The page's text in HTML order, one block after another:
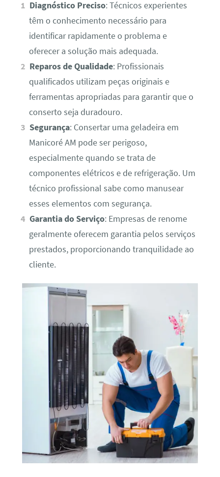
Diagnóstico Preciso: Técnicos experientes
têm o conhecimento necessário para
identificar rapidamente o problema e
oferecer a solução mais adequada.
Reparos de Qualidade: Profissionais
qualificados utilizam peças originais e
ferramentas apropriadas para garantir que o
conserto seja duradouro.
Segurança: Consertar uma geladeira em
Manicoré AM pode ser perigoso,
especialmente quando se trata de
componentes elétricos e de refrigeração. Um
técnico profissional sabe como manusear
esses elementos com segurança.
Garantia do Serviço: Empresas de renome
geralmente oferecem garantia pelos serviços
prestados, proporcionando tranquilidade ao
cliente.